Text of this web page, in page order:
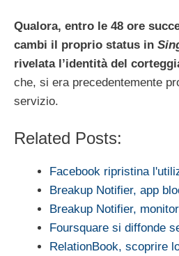
Qualora, entro le 48 ore
cambi il proprio status in
rivelata l’identità del
che, si era precedentemente
servizio.
Related Posts:
Facebook ripristina
Breakup Notifier, app
Breakup Notifier,
Foursquare si diffonde
RelationBook, scoprire